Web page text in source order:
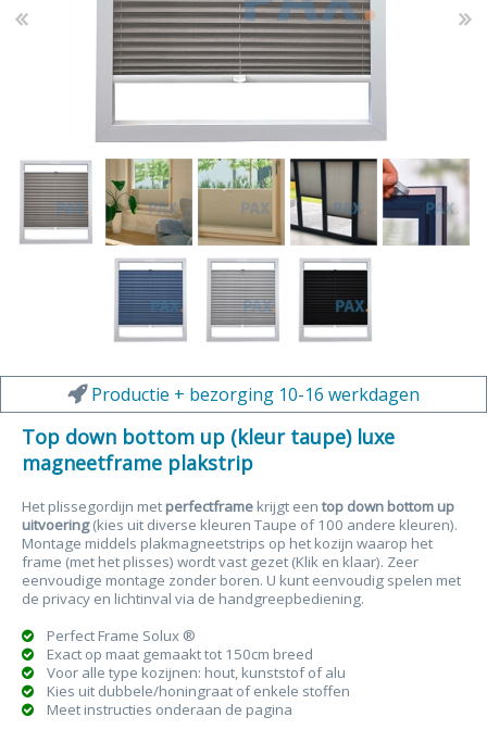
Productie + bezorging 10-16 werkdagen
Top down bottom up (kleur taupe) luxe
magneetframe plakstrip
Het plissegordijn met perfectframe krijgt een top down bottom up
uitvoering(kies uit diverse kleuren Taupe of 100 andere kleuren).
Montage middels plakmagneetstrips op het kozijn waarop het
frame (met het plisses) wordt vast gezet (Klik en klaar). Zeer
eenvoudige montage zonder boren. U kunt eenvoudig spelen met
de privacy en lichtinval via de handgreepbediening.
Perfect Frame Solux ®
Exact op maat gemaakt tot 150cm breed
Voor alle type kozijnen: hout, kunststof of alu
Kies uit dubbele/honingraat of enkele stoffen
Meet instructies onderaan de pagina